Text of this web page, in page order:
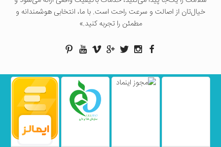
خیال‌تان از اصالت و سرعت راحت است. با ما، انتخابی هوشمندانه و
مطمئن را تجربه کنید.»